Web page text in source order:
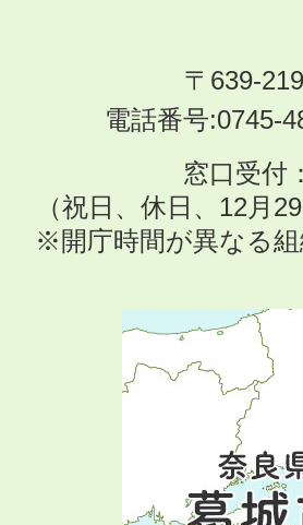
〒639-
電話番号:0745-
窓口受付
（祝日、休日、12月
※開庁時間が異なる